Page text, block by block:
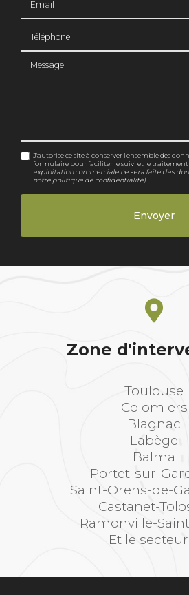
Message
J'autorise ce site à conserver l'ensemble des
formulaire pour faciliter le suivi et le traitement
exploitation commerciale ne sera faite des
notre politique de confidentialité)
Zone
Toulouse
Colomiers
Blagnac
Labège
Balma
Portet-sur-
Saint-Orens-de-
Castanet-
Ramonville-
Et le secteur